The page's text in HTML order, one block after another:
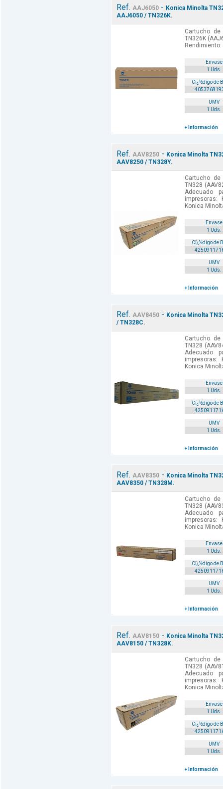
Ref. AAJ6050- Konica Minolta
AAJ6050 / TN326K.
Cartucho
TN326K
Envase
1 Uds.
Cï¿½digo de
UMV
1 Uds.
+ Información
Ref. AAV8250- Konica Minolta
AAV8250 / TN328Y.
Cartucho
TN328
Adecuado
impresoras:
Konica
Envase
1 Uds.
Cï¿½digo de
UMV
1 Uds.
+ Información
Ref. AAV8450- Konica Minolta
/ TN328C.
Cartucho
TN328
Adecuado
impresoras:
Konica
Envase
1 Uds.
Cï¿½digo de
UMV
1 Uds.
+ Información
Ref. AAV8350- Konica Minolta
AAV8350 / TN328M.
Cartucho
TN328
Adecuado
impresoras:
Konica
Envase
1 Uds.
Cï¿½digo de
UMV
1 Uds.
+ Información
Ref. AAV8150- Konica Minolta
AAV8150 / TN328K.
Cartucho
TN328
Adecuado
impresoras:
Konica
Envase
1 Uds.
Cï¿½digo de
UMV
1 Uds.
+ Información